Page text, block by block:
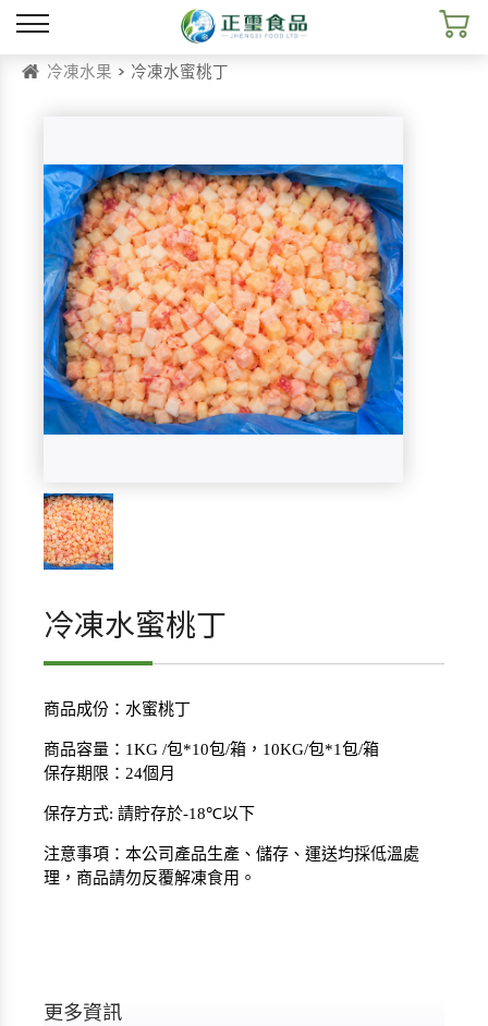
冷凍水果 > 冷凍水蜜桃丁
冷凍水蜜桃丁
商品成份：水蜜桃丁
商品容量： 1KG /包*10包/箱， 10KG/包*1包/箱
保存期限： 24個月
保存方式: 請貯存於-18℃以下
注意事項：本公司產品生產、儲存、運送均採低溫處
理，商品請勿反覆解凍食用。
更多資訊